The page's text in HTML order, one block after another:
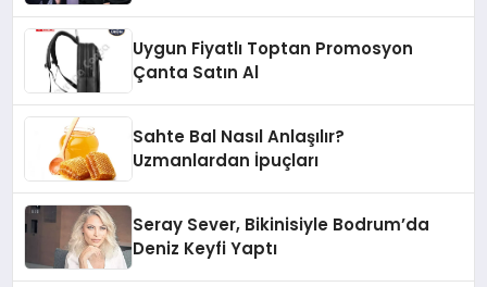
Uygun Fiyatlı Toptan Promosyon
Çanta Satın Al
Sahte Bal Nasıl Anlaşılır?
Uzmanlardan İpuçları
Seray Sever, Bikinisiyle Bodrum’da
Deniz Keyfi Yaptı